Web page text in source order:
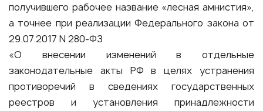
получившего рабочее название «лесная амнистия»,
а точнее при реализации Федерального закона от
29.07.2017 N 280-ФЗ
«О внесении изменений в отдельные
законодательные акты РФ в целях устранения
противоречий в сведениях государственных
реестров и установления принадлежности